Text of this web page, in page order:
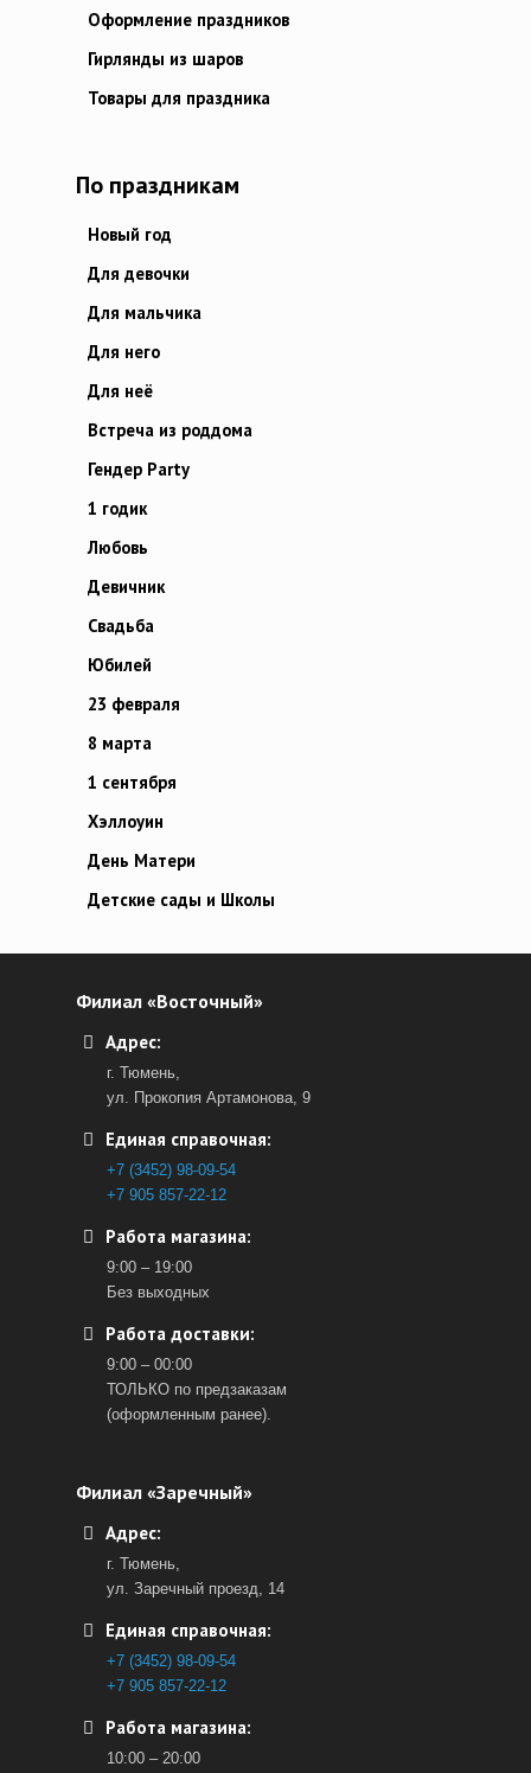
Оформление праздников
Гирлянды из шаров
Товары для праздника
По праздникам
Новый год
Для девочки
Для мальчика
Для него
Для неё
Встреча из роддома
Гендер Party
1 годик
Любовь
Девичник
Свадьба
Юбилей
23 февраля
8 марта
1 сентября
Хэллоуин
День Матери
Детские сады и Школы
Филиал «Восточный»
Адрес:
г. Тюмень,
ул. Прокопия Артамонова, 9
Единая справочная:
+7 (3452) 98-09-54
+7 905 857-22-12
Работа магазина:
9:00 – 19:00
Без выходных
Работа доставки:
9:00 – 00:00
ТОЛЬКО по предзаказам
(оформленным ранее).
Филиал «Заречный»
Адрес:
г. Тюмень,
ул. Заречный проезд, 14
Единая справочная:
+7 (3452) 98-09-54
+7 905 857-22-12
Работа магазина:
10:00 – 20:00